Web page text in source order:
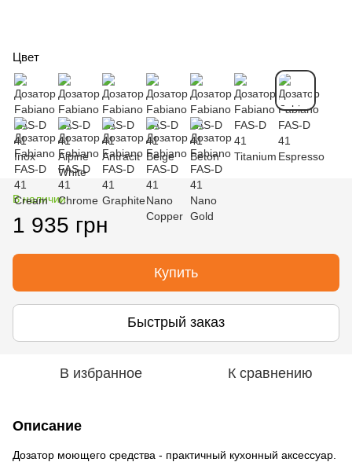
Цвет
В наличии
1 935 грн
Купить
Быстрый заказ
В избранное К сравнению
Описание
Дозатор моющего средства - практичный кухонный аксессуар.